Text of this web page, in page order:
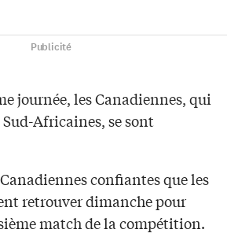
Publicité
journée, les Canadiennes, qui
Africaines, se sont
confiantes que les
retrouver dimanche pour
match de la compétition.